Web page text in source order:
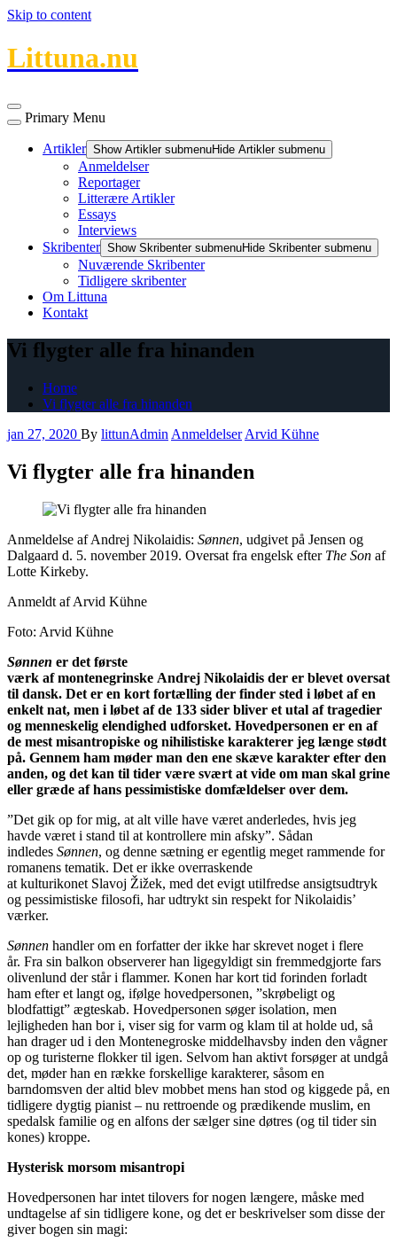
Skip to content
Littuna.nu
Primary Menu
Artikler Show Artikler submenuHide Artikler submenu
Anmeldelser
Reportager
Litterære Artikler
Essays
Interviews
Skribenter Show Skribenter submenuHide Skribenter submenu
Nuværende Skribenter
Tidligere skribenter
Om Littuna
Kontakt
Vi flygter alle fra hinanden
Home
Vi flygter alle fra hinanden
jan 27, 2020 By littunAdmin Anmeldelser Arvid Kühne
Vi flygter alle fra hinanden
Anmeldelse af Andrej Nikolaidis: Sønnen, udgivet på Jensen og
Dalgaard d. 5. november2019. Oversat fra engelsk efter The Son af
Lotte Kirkeby.
Anmeldt af Arvid Kühne
Foto: Arvid Kühne
Sønnen er det første
værk afmontenegrinske Andrej Nikolaidis der er blevet oversat
til dansk. Det er en kort fortælling der finder sted i løbet af en
enkelt nat, men i løbet af de 133 sider bliver et utal af tragedier
og menneskelig elendighed udforsket. Hovedpersonen er en af
de mest misantropiske og nihilistiske karakterer jeg længe stødt
på. Gennem ham møder man den ene skæve karakter efter den
anden, og det kan til tider være svært at vide om man skal grine
eller græde af hans pessimistiske domfældelser over dem.
”Det gik op for mig, at alt ville have været anderledes, hvis jeg
havde været i stand til at kontrollere min afsky”. Sådan
indledes Sønnen, og denne sætning er egentlig meget rammende for
romanens tematik. Det er ikke overraskende
at kulturikonet Slavoj Žižek, med det evigt utilfredse ansigtsudtryk
og pessimistiske filosofi, har udtrykt sin respekt for Nikolaidis’
værker.
Sønnen handler om en forfatter der ikke har skrevet noget i flere
år. Fra sin balkon observerer han ligegyldigt sin fremmedgjorte fars
olivenlund derstår i flammer. Konen har kort tid forinden forladt
ham efter et langt og, ifølge hovedpersonen, ”skrøbeligt og
blodfattigt” ægteskab. Hovedpersonen søger isolation, men
lejligheden han bor i, viser sig for varm og klam til at holde ud, så
han drager ud i den Montenegroske middelhavsby inden den vågner
op og turisterne flokker til igen. Selvom han aktivt forsøger at undgå
det, møder han en række forskellige karakterer, såsom en
barndomsven der altid blev mobbet mens han stod og kiggede på, en
tidligere dygtig pianist – nu rettroende og prædikende muslim, en
spedalsk familie og en alfons der sælger sine døtres (og til tider sin
kones) kroppe.
Hysterisk morsom misantropi
Hovedpersonen har intet tilovers for nogen længere, måske med
undtagelse af sin tidligere kone, og det er beskrivelser som disse der
giver bogen sin magi: